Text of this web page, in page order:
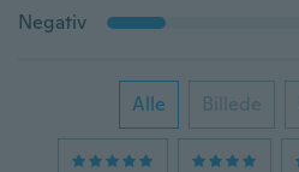
Negativ
Alle Billede